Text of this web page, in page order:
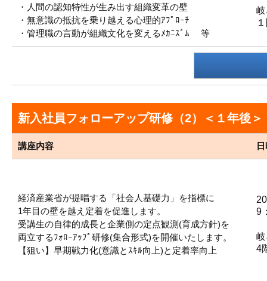
・人間の認知特性が生み出す組織変革の壁
・無意識の抵抗を乗り越える心理的ｱﾌﾟﾛｰﾁ
・管理職の言動が組織文化を変えるﾒｶﾆｽﾞﾑ 等
新入社員フォローアップ研修（2）＜１年
講座内容
経済産業省が提唱する「社会人基礎力」を指標に
1年目の壁を越え定着を促進します。
受講生の自律的成長と企業側の定点観測(育成方針)を
両立するﾌｫﾛｰｱｯﾌﾟ研修(集合形式)を開催いたします。
【狙い】早期戦力化(意識とｽｷﾙ向上)と定着率向上
9
4